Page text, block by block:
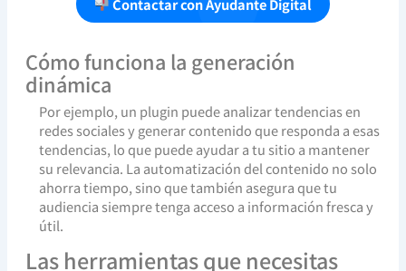
Cómo funciona la generación
dinámica
Por ejemplo, un plugin puede analizar tendencias en
redes sociales y generar contenido que responda a esas
tendencias, lo que puede ayudar a tu sitio a mantener
su relevancia. La automatización del contenido no solo
ahorra tiempo, sino que también asegura que tu
audiencia siempre tenga acceso a información fresca y
útil.
Las herramientas que necesitas